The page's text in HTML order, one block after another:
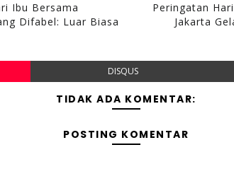
Ibu Bersama
Difabel: Luar Biasa
Peringatan
Jakarta
DISQUS
TIDAK ADA KOMENTAR:
POSTING KOMENTAR